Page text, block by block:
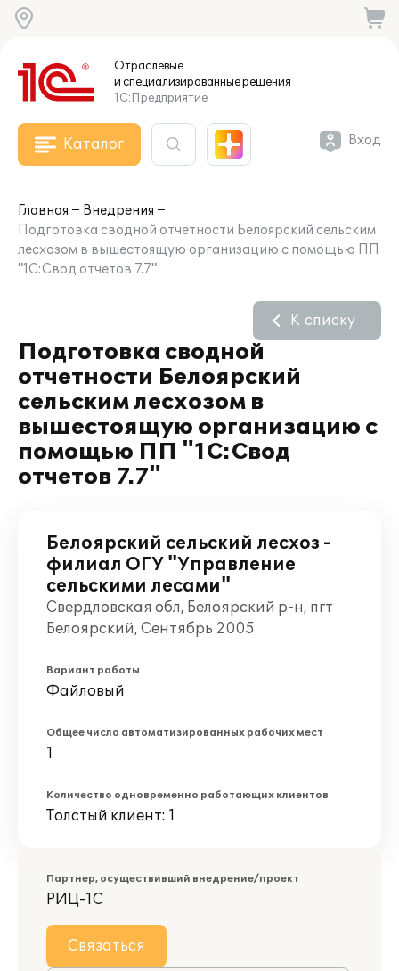
Отраслевые
и специализированныерешения
1С:Предприятие
Каталог Вход
Главная
Внедрения
Подготовка сводной отчетности Белоярский сельским
лесхозом в вышестоящую организацию с помощью ПП
"1С:Свод отчетов 7.7"
Подготовка сводной
отчетности Белоярский
сельским лесхозом в
вышестоящую организацию с
помощью ПП "1С:Свод
отчетов 7.7"
К списку
Белоярский сельский лесхоз -
филиал ОГУ "Управление
сельскими лесами"
Свердловская обл, Белоярский р-н, пгт
Белоярский, Сентябрь 2005
Вариант работы
Файловый
Общее число автоматизированных рабочих мест
1
Количество одновременно работающих клиентов
Толстый клиент: 1
Партнер, осуществивший внедрение/проект
РИЦ-1С
Связаться